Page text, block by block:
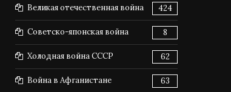
Великая отечественная война 424
Советско-японская война 8
Холодная война СССР 62
Война в Афганистане 63